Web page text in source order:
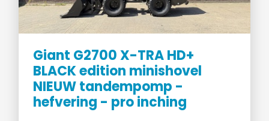
Giant G2700 X-TRA HD+
BLACK edition minishovel
NIEUW tandempomp -
hefvering - pro inching